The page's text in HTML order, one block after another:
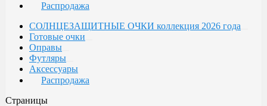
Распродажа
СОЛНЦЕЗАЩИТНЫЕ ОЧКИ коллекция 2026 года
Готовые очки
Оправы
Футляры
Аксессуары
Распродажа
Страницы